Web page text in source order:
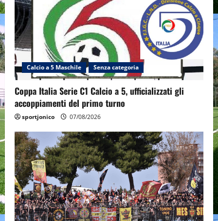
Calcio a 5 Maschile Senza categoria
Coppa Italia Serie C1 Calcio a 5, ufficializzati gli
accoppiamenti del primo turno
sportjonico 07/08/2026